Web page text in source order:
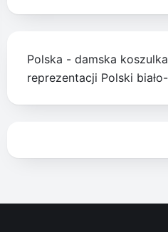
Polska - damska
reprezentacji Polski